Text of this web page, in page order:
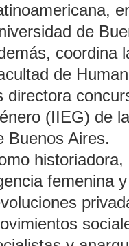
de
coordina
de
directora
(IIEG) de
Buenos Aires.
femenina